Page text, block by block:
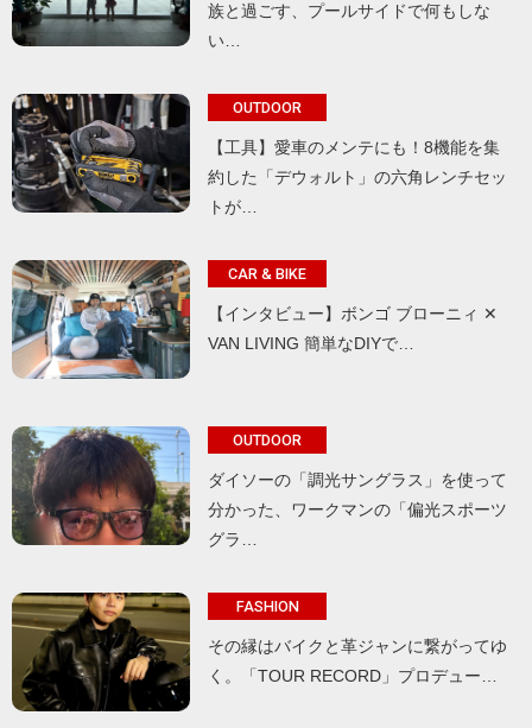
族と過ごす、プールサイドで何もしな
い…
OUTDOOR
【工具】愛車のメンテにも！8機能を集
約した「デウォルト」の六角レンチセッ
トが…
CAR & BIKE
【インタビュー】ボンゴ ブローニィ ✕
VAN LIVING 簡単なDIYで…
OUTDOOR
ダイソーの「調光サングラス」を使って
分かった、ワークマンの「偏光スポーツ
グラ…
FASHION
その縁はバイクと革ジャンに繋がってゆ
く。「TOUR RECORD」プロデュー…